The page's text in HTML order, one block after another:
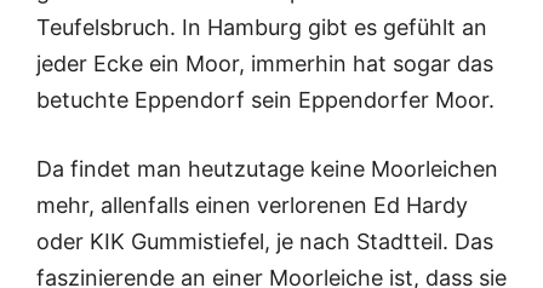
Teufelsbruch. In Hamburg gibt es gefühlt an
jeder Ecke ein Moor, immerhin hat sogar das
betuchte Eppendorf sein Eppendorfer Moor.
Da findet man heutzutage keine Moorleichen
mehr, allenfalls einen verlorenen Ed Hardy
oder KIK Gummistiefel, je nach Stadtteil. Das
faszinierende an einer Moorleiche ist, dass sie